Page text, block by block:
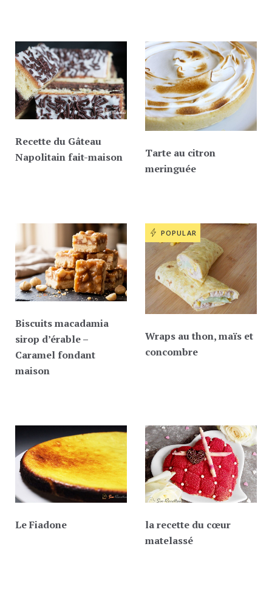
Recette du Gâteau
Napolitain fait-maison
Tarte au citron
meringuée
Biscuits macadamia
sirop d’érable –
Caramel fondant
maison
POPULAR
Wraps au thon, maïs et
concombre
Le Fiadone
la recette du cœur
matelassé